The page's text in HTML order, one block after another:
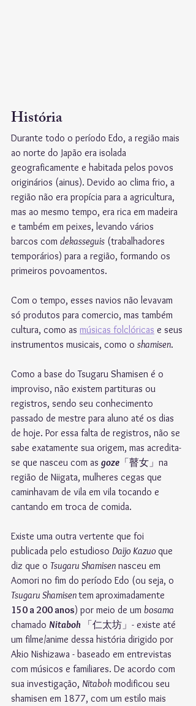
História
Durante todo o período Edo, a região mais
ao norte do Japão era isolada
geograficamente e habitada pelos povos
originários (ainus). Devido ao clima frio, a
região não era propícia para a agricultura,
mas ao mesmo tempo, era rica em madeira
e também em peixes, levando vários
barcos com dekasseguis (trabalhadores
temporários) para a região, formando os
primeiros povoamentos.
Com o tempo, esses navios não levavam
só produtos para comercio, mas também
cultura, como as músicas folclóricas e seus
instrumentos musicais, como o shamisen.
Como a base do Tsugaru Shamisen é o
improviso, não existem partituras ou
registros, sendo seu conhecimento
passado de mestre para aluno até os dias
de hoje. Por essa falta de registros, não se
sabe exatamente sua origem, mas acredita-
se que nasceu com as goze 「瞽女 」 na
região de Niigata, mulheres cegas que
caminhavam de vila em vila tocando e
cantando em troca de comida.
Existe uma outra vertente que foi
publicada pelo estudioso Daijo Kazuo que
diz que o Tsugaru Shamisen nasceu em
Aomori no fim do período Edo (ou seja, o
Tsugaru Shamisen temaproximadamente
150 a 200 anos) por meio de um bosama
chamado Nitaboh 「仁太坊 」 - existe até
um filme/anime dessa história dirigido por
Akio Nishizawa - baseado em entrevistas
com músicos e familiares. De acordo com
sua investigação, Nitaboh modificou seu
shamisen em 1877, com um estilo mais